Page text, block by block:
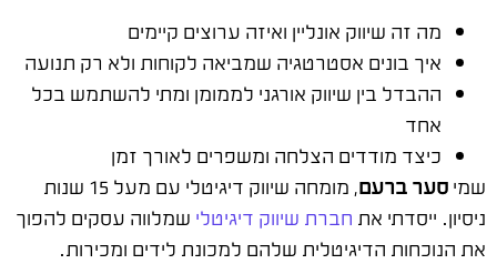
מה זה שיווק אונליין ואיזה ערוצים קיימים
איך בונים אסטרטגיה שמביאה לקוחות ולא רק תנועה
ההבדל בין שיווק אורגני לממומן ומתי להשתמש בכל
אחד
כיצד מודדים הצלחה ומשפרים לאורך זמן
שמיסער ברעם
, מומחה שיווק דיגיטלי עם מעל 15 שנות
ניסיון. ייסדתי את חברת שיווק דיגיטלי שמלווה עסקים להפוך
את הנוכחות הדיגיטלית שלהם למכונת לידים ומכירות.